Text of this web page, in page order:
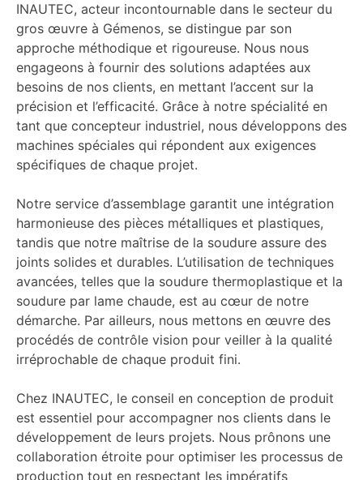
INAUTEC, acteur incontournable dans le secteur du
gros œuvre à Gémenos, se distingue par son
approche méthodique et rigoureuse. Nous nous
engageons à fournir des solutions adaptées aux
besoins de nos clients, en mettant l’accent sur la
précision et l’efficacité. Grâce à notre spécialité en
tant que concepteur industriel, nous développons des
machines spéciales qui répondent aux exigences
spécifiques de chaque projet.
Notre service d’assemblage garantit une intégration
harmonieuse des pièces métalliques et plastiques,
tandis que notre maîtrise de la soudure assure des
joints solides et durables. L’utilisation de techniques
avancées, telles que la soudure thermoplastique et la
soudure par lame chaude, est au cœur de notre
démarche. Par ailleurs, nous mettons en œuvre des
procédés de contrôle vision pour veiller à la qualité
irréprochable de chaque produit fini.
Chez INAUTEC, le conseil en conception de produit
est essentiel pour accompagner nos clients dans le
développement de leurs projets. Nous prônons une
collaboration étroite pour optimiser les processus de
production tout en respectant les impératifs